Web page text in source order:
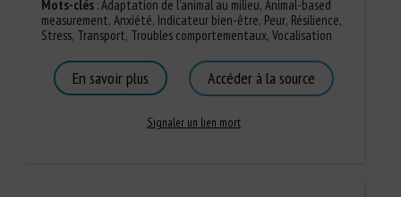
Mots-clés:Adaptation de l'animal au milieu, Animal-based
measurement, Anxiété, Indicateur bien-être, Peur, Résilience,
Stress, Transport, Troubles comportementaux, Vocalisation
En savoir plus Accéder à la source
Signaler un lien mort